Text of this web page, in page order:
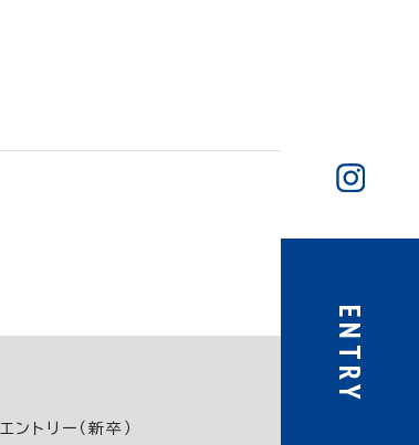
ENTRY
エントリー（新卒）